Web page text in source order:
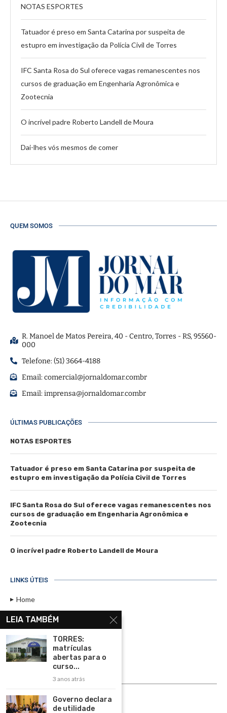
NOTAS ESPORTES
Tatuador é preso em Santa Catarina por suspeita de
estupro em investigação da Polícia Civil de Torres
IFC Santa Rosa do Sul oferece vagas remanescentes nos
cursos de graduação em Engenharia Agronômica e
Zootecnia
O incrível padre Roberto Landell de Moura
Dai-lhes vós mesmos de comer
QUEM SOMOS
R. Manoel de Matos Pereira, 40 - Centro, Torres - RS, 95560-
000
Telefone: (51) 3664-4188
Email:comercial@jornaldomar.combr
Email:imprensa@jornaldomar.combr
ÚLTIMAS PUBLICAÇÕES
NOTAS ESPORTES
Tatuador é preso em Santa Catarina por suspeita de
estupro em investigação da Polícia Civil de Torres
IFC Santa Rosa do Sul oferece vagas remanescentes nos
cursos de graduação em Engenharia Agronômica e
Zootecnia
O incrível padre Roberto Landell de Moura
LINKS ÚTEIS
Home
Assinar
Contato
Política de Privacidade
Rádio Maristela - Ao Vivo
ASSINE
LEIA TAMBÉM
TORRES:
matrículas
abertas para o
curso...
3 anos atrás
Governo declara
de utilidade